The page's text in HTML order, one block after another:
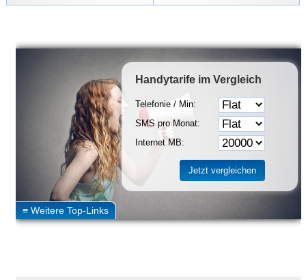
Handytarife im Vergleich
Telefonie / Min:
SMS pro Monat:
Internet MB: